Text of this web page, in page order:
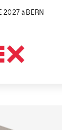
2027 à BERN